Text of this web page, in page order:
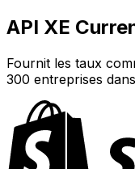
API XE
Fournit les taux
300 entreprises